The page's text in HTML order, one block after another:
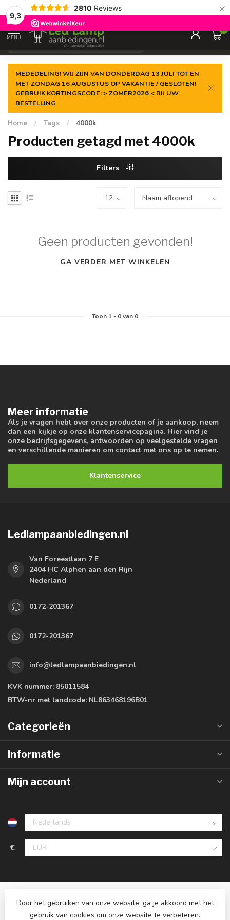
9,3
2810 Reviews ×
Gegarandeerde delaagste prijs
MENU
0
MEDEDELING! WIJ ZIJN VAN DONDERDAG 13 JULI TOT EN
MET ZONDAG 16 AUGUSTUS OP VAKANTIE / GESLOTEN!
GEBRUIK KORTINGSCODE: > ZOMER2026 < BIJ UW
BESTELLING
Home / Tags / 4000k
Producten getagd met 4000k
Filters
Geen producten gevonden!
GA VERDER MET WINKELEN
Toon 1- 0van 0
Meer informatie
Als je vragen hebt over onze producten of je aankoop, neem
dan een kijkje op onze klantenservicepagina. Hier vind je
onze bedrijfsgegevens, antwoorden op veelgestelde vragen
en verschillende manieren om contact met ons op te nemen.
Klantenservice
Ledlampaanbiedingen.nl
Van Foreestlaan 7 E
2404 HC Alphen aan den Rijn
Nederland
0172-201367
0172-201367
info@ledlampaanbiedingen.nl
KVK nummer: 85011584
BTW-nr met landcode: NL863468196B01
Categorieën
Informatie
Mijn account
€
Door het gebruiken van onze website, ga je akkoord met het
gebruik van cookies om onze website te verbeteren.